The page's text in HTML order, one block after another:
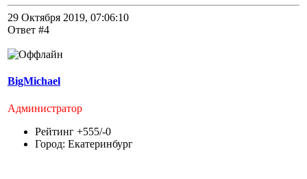
29 Октября 2019, 07:06:10
Ответ #4
BigMichael
Администратор
Рейтинг +555/-0
Город: Екатеринбург